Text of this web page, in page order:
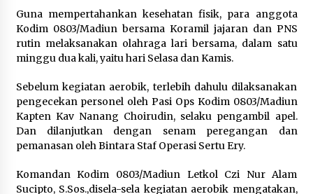
Kejari Kota Tangerang Bongkar
Korupsi Rp5,49 Miliar: Sewa Pesawat
Fiktif, Eks VP Angkasa Pura Kargo
Ditahan
Dukung Ekosistem Kendaraan
Listrik, Wapres Dorong Link and
Match Pendidikan–Industri
Guna mempertahankan kesehatan fisik, para anggota
Kodim 0803/Madiun bersama Koramil jajaran dan PNS
rutin melaksanakan olahraga lari bersama, dalam satu
minggu dua kali, yaitu hari Selasa dan Kamis.
Sebelum kegiatan aerobik, terlebih dahulu dilaksanakan
pengecekan personel oleh Pasi Ops Kodim 0803/Madiun
Kapten Kav Nanang Choirudin, selaku pengambil apel.
Dan dilanjutkan dengan senam peregangan dan
pemanasan oleh Bintara Staf Operasi Sertu Ery.
Komandan Kodim 0803/Madiun Letkol Czi Nur Alam
Sucipto, S.Sos.,disela-sela kegiatan aerobik mengatakan,